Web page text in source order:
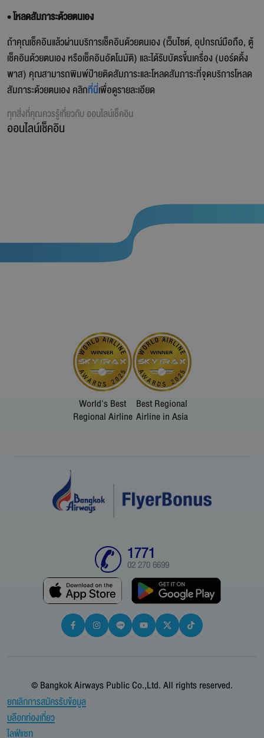
• โหลดสัมภาระด้วยตนเอง
ถ้าคุณเช็คอินแล้วผ่านบริการเช็คอินด้วยตนเอง (เว็บไซต์, อุปกรณ์มือถือ, ตู้
เช็คอินด้วยตนเอง หรือเช็คอินอัตโนมัติ) และได้รับบัตรขึ้นเครื่อง (บอร์ดดิ้ง
พาส) คุณสามารถพิมพ์ป้ายติดสัมภาระและโหลดสัมภาระที่จุดบริการโหลด
สัมภาระด้วยตนเอง คลิกที่นี่เพื่อดูรายละเอียด
ทุกสิ่งที่คุณควรรู้เกี่ยวกับ ออนไลน์เช็คอิน
ออนไลน์เช็คอิน
World's Best
Regional Airline
Best Regional
Airline in Asia
1771
02 270 6699
© Bangkok Airways Public Co.,Ltd. All rights reserved.
ยกเลิกการสมัครรับข้อมูล
บล๊อกท่องเที่ยว
ไลฟ์แชท